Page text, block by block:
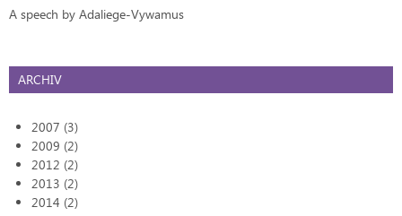
A speech by Adaliege-Vywamus
ARCHIV
2007 (3)
2009 (2)
2012 (2)
2013 (2)
2014 (2)